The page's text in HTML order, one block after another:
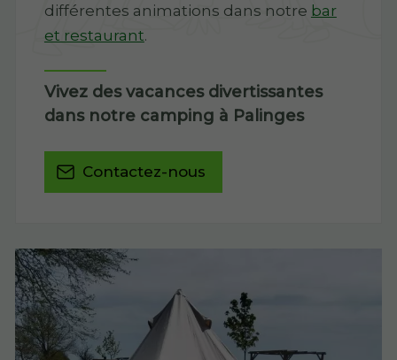
différentes animations dans notre bar
et restaurant.
Vivez des vacances divertissantes
dans notre camping à Palinges
Contactez-nous